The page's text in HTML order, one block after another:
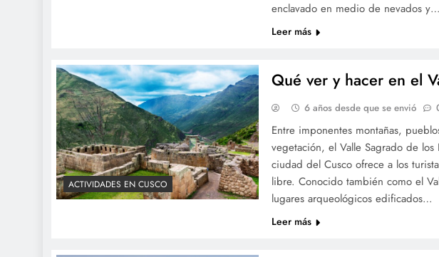
enclavado en medio de nevados y…
Leer más
ACTIVIDADES EN CUSCO
Qué ver y hacer en el
6 años desde que se envió
Entre imponentes montañas,
vegetación, el Valle Sagrado de
ciudad del Cusco ofrece a los
libre. Conocido también como el
lugares arqueológicos edificados…
Leer más